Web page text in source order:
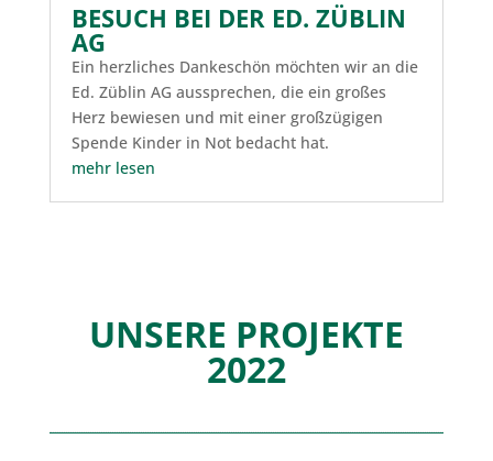
BESUCH BEI DER ED. ZÜBLIN
AG
Ein herzliches Dankeschön möchten wir an die
Ed. Züblin AG aussprechen, die ein großes
Herz bewiesen und mit einer großzügigen
Spende Kinder in Not bedacht hat.
mehr lesen
UNSERE PROJEKTE
2022